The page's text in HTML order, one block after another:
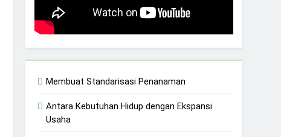
Membuat Standarisasi Penanaman
Antara Kebutuhan Hidup dengan Ekspansi
Usaha